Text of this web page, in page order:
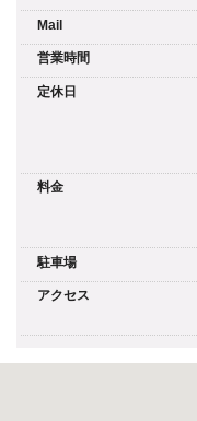
Mail
営業時間
定休日
料金
駐車場
アクセス